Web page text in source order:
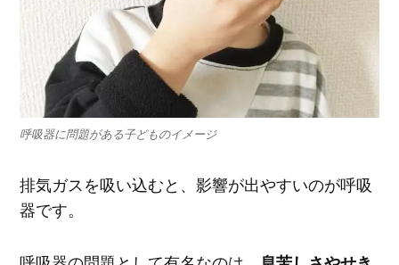
呼吸器に問題がある子どものイメージ
排気ガスを吸い込むと、影響が出やすいのが呼吸
器です。